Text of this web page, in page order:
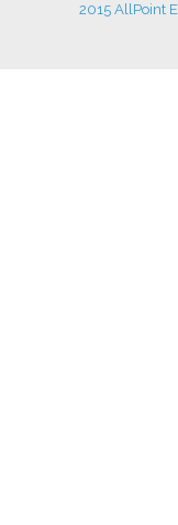
2015 AllPoint